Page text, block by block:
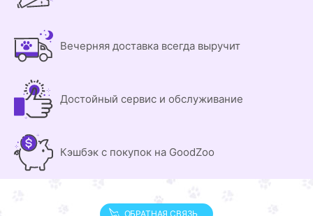
Вечерняя доставка всегда выручит
Достойный сервис и обслуживание
Кэшбэк с покупок на GoodZoo
ОБРАТНАЯ СВЯЗЬ